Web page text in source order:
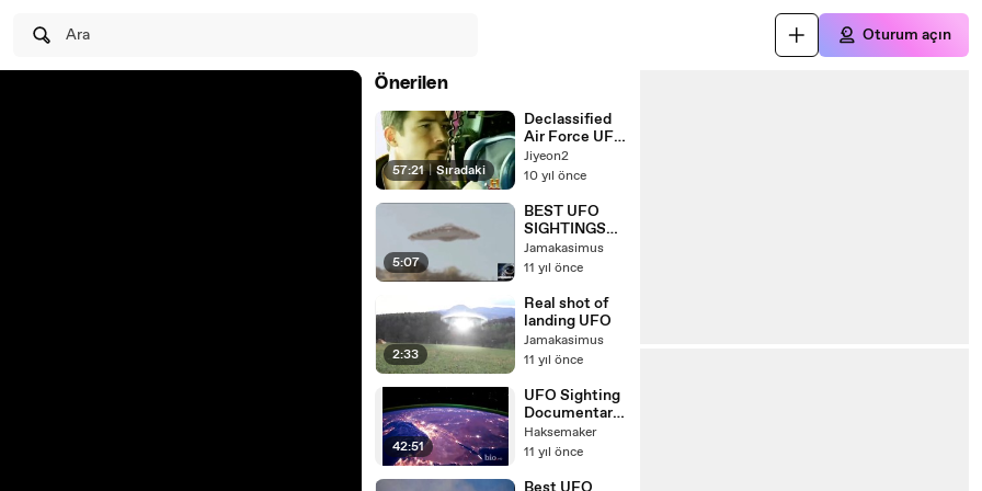
Ara Oturum açın
Önerilen
57:21 | Sıradaki
Declassified
Air Force UFO
Tapes UFO
Documentarie
Jiyeon2
10 yıl önce
5:07
BEST UFO
SIGHTINGS
Real UFO
With Aliens
Camera
Jamakasimus
11 yıl önce
2:33
Real shot of
landing UFO
Jamakasimus
11 yıl önce
42:51
UFO Sighting
Documentary
2015: REAL
UFO
what happens
Haksemaker
11 yıl önce